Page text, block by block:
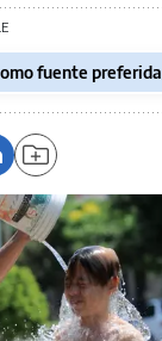
fuente preferida